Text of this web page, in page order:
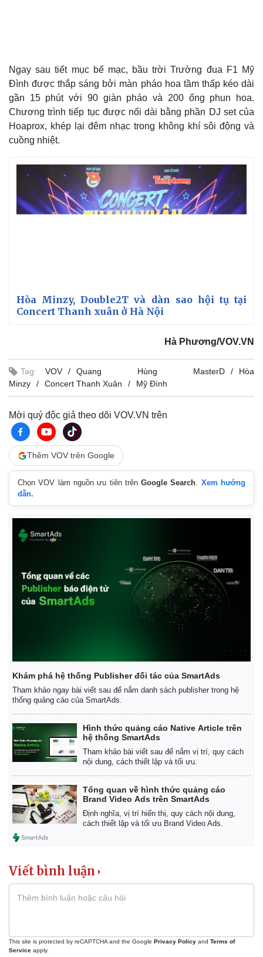
Thể thao
Bóng đá
Lịch thi đấu bóng đá
Thế giới thể thao
Ô tô - Xe máy
Ô tô
Xe máy
Tư vấn
Ngay sau tiết mục bế mạc, bầu trời Trường đua F1 Mỹ
Đình được thắp sáng bởi màn pháo hoa tầm thấp kéo dài
gần 15 phút với 90 giàn pháo và 200 ống phun hoa.
Chương trình tiếp tục được nối dài bằng phần DJ set của
Hoaprox, khép lại đêm nhạc trong không khí sôi động và
cuồng nhiệt.
Hòa Minzy, Double2T và dàn sao hội tụ tại
Concert Thanh xuân ở Hà Nội
Hà Phương/VOV.VN
Tag: VOV Quang Hùng MasterD
Hòa
Minzy
Concert Thanh Xuân Mỹ Đình
Mời quý độc giả theo dõi VOV.VN trên
Thêm VOV trên Google
Chọn VOV làm nguồn ưu tiên trênGoogle Search. Xem hướng
dẫn.
Khám phá hệ thống Publisher đối tác của SmartAds
Tham khảo ngay bài viết sau để nắm danh sách publisher trong hệ
thống quảng cáo của SmartAds.
Hình thức quảng cáo Native Article trên
hệ thống SmartAds
Tham khảo bài viết sau để nắm vị trí, quy cách
nội dung, cách thiết lập và tối ưu.
Tổng quan về hình thức quảng cáo
Brand Video Ads trên SmartAds
Định nghĩa, vị trí hiển thị, quy cách nội dung,
cách thiết lập và tối ưu Brand Video Ads.
Viết bình luận
This site is protected by reCAPTCHA and the Google Privacy Policy and Terms of
Service apply.